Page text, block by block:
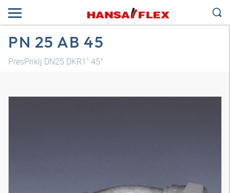
PN 25 AB 45
PresPriklj DN25 DKR1" 45°